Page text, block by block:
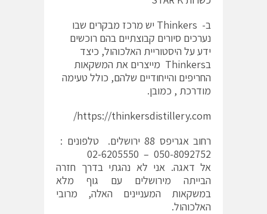
ב- Thinkers יש מרכז מבקרים שבו
נערכים סיורים קבוצתיים בהם רוכשים
ידע על היסטוריית האלכוהול, כיצד
בThinkers מייצרים את המשקאות
החריפים והייחודיים שלהם, כולל טעימה
מודרכת , כמובן.
https://thinkersdistillery.com/
רחוב אגריפס 88 ירושלים. טלפונים :
050-8092752 – 02-6205550
אל דאגה. אני לא נהגתי בדרך חזרה
הבייתה מירושלים עם גוף מלא
במשקאות המעניינים האלה, מרובי
האלכוהול.